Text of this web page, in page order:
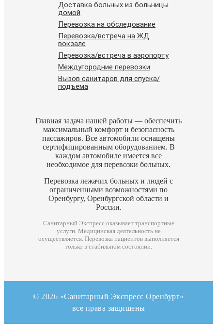
Доставка больных из больницы
домой
Перевозка на обследование
Перевозка/встреча на ЖД
вокзале
Перевозка/встреча в аэропорту
Междугородние перевозки
Вызов санитаров для спуска/
подъема
Главная задача нашей работы — обеспечить
максимальный комфорт и безопасность
пассажиров. Все автомобили оснащены
сертифицированным оборудованием. В
каждом автомобиле имеется все
необходимое для перевозки больных.
Перевозка лежачих больных и людей с
ограниченными возможностями по
Оренбургу, Оренбургской области и
России.
Санитарный Экспресс оказывает транспортные
услуги. Медицинская деятельность не
осуществляется. Перевозка пациентов выполняется
только в стабильном состоянии.
© 2026 «Санитарный Экспресс Оренбург»
все права защищены